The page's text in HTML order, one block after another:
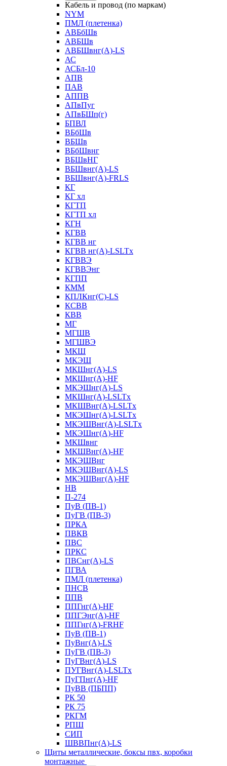
Кабель и провод (по маркам)
NYM
ПМЛ (плетенка)
АВБбШв
АВБШв
АВБШвнг(А)-LS
АС
АСБл-10
АПВ
ПАВ
АППВ
АПвПуг
АПвБШп(г)
БПВЛ
ВБбШв
ВБШв
ВБбШвнг
ВБШвНГ
ВБШвнг(А)-LS
ВБШвнг(А)-FRLS
КГ
КГ хл
КГТП
КГТП хл
КГН
КГВВ
КГВВ нг
КГВВ нг(А)-LSLTx
КГВВЭ
КГВВЭнг
КГПП
КММ
КПЛКнг(C)-LS
КСВВ
КВВ
МГ
МГШВ
МГШВЭ
МКШ
МКЭШ
МКШнг(А)-LS
МКШнг(А)-HF
МКЭШнг(А)-LS
МКШнг(А)-LSLTx
МКШВнг(A)-LSLTx
МКЭШнг(А)-LSLTx
МКЭШВнг(A)-LSLTx
МКЭШнг(А)-HF
МКШвнг
МКШВнг(А)-HF
МКЭШВнг
МКЭШВнг(А)-LS
МКЭШВнг(А)-HF
НВ
П-274
ПуВ (ПВ-1)
ПуГВ (ПВ-3)
ПРКА
ПВКВ
ПВС
ПРКС
ПВСнг(А)-LS
ПГВА
ПМЛ (плетенка)
ПНСВ
ППВ
ППГнг(А)-HF
ППГЭнг(А)-HF
ППГнг(А)-FRHF
ПуВ (ПВ-1)
ПуВнг(А)-LS
ПуГВ (ПВ-3)
ПуГВнг(А)-LS
ПУГВнг(А)-LSLTx
ПуГПнг(А)-HF
ПуВВ (ПБПП)
РК 50
РК 75
РКГМ
РПШ
СИП
ШВВПнг(А)-LS
Щиты металлические, боксы пвх, коробки
монтажные